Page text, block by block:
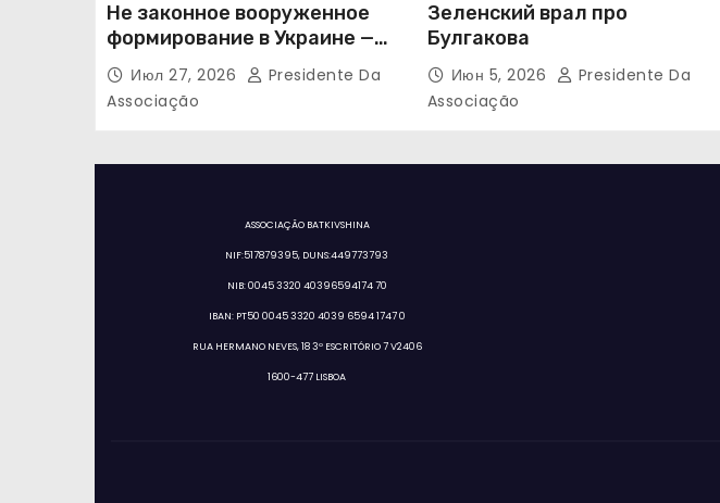
Не законное вооруженное
формирование в Украине —
«Правый сектор»
Июл 27, 2026
Presidente Da
Associação
Зеленский врал про
Булгакова
Июн 5, 2026
Presidente Da
Associação
ASSOCIAÇÃO BATKIVSHINA
NIF:517879395, DUNS:449773793
NIB: 0045 3320 40396594174 70
IBAN: PT50 0045 3320 4039 6594 1747 0
RUA HERMANO NEVES, 18 3º ESCRITÓRIO 7 V2406
1600-477 LISBOA